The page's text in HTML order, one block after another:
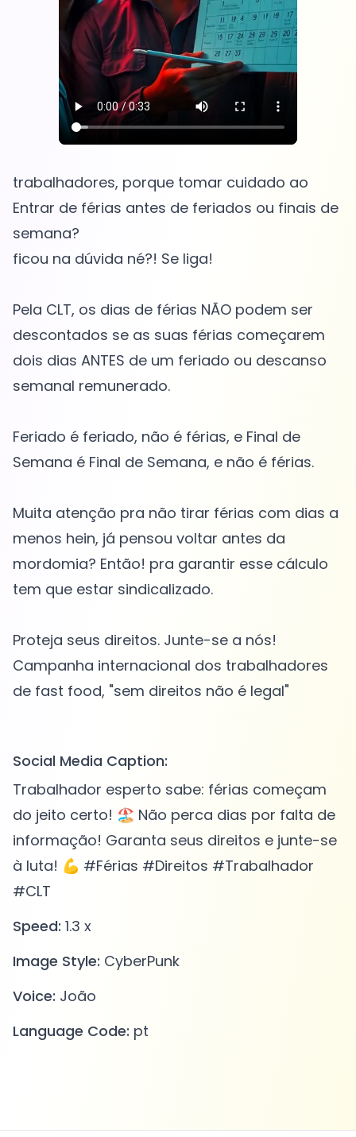
trabalhadores, porque tomar cuidado ao
Entrar de férias antes de feriados ou finais de
semana?
ficou na dúvida né?! Se liga!
Pela CLT, os dias de férias NÃO podem ser
descontados se as suas férias começarem
dois dias ANTES de um feriado ou descanso
semanal remunerado.
Feriado é feriado, não é férias, e Final de
Semana é Final de Semana, e não é férias.
Muita atenção pra não tirar férias com dias a
menos hein, já pensou voltar antes da
mordomia? Então! pra garantir esse cálculo
tem que estar sindicalizado.
Proteja seus direitos. Junte-se a nós!
Campanha internacional dos trabalhadores
de fast food, "sem direitos não é legal"
Social Media Caption:
Trabalhador esperto sabe: férias começam
do jeito certo! 🏖️ Não perca dias por falta de
informação! Garanta seus direitos e junte-se
à luta! 💪 #Férias #Direitos #Trabalhador
#CLT
Speed: 1.3 x
Image Style: CyberPunk
Voice: João
Language Code: pt